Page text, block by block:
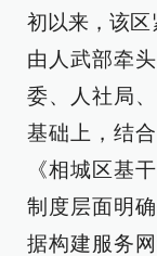
初以来，该区
由人武部牵
委、人社局
基础上，结
《相城区基
制度层面明
据构建服务